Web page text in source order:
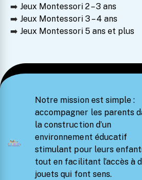
➡️Jeux Montessori 2 – 3 ans
➡️Jeux Montessori 3 – 4 ans
➡️Jeux Montessori 5 ans et plus
Notre mission est simple :
accompagner les parents
la construction d’un
environnement éducatif
stimulant pour leurs
tout en facilitant l’accès à
jouets qui font sens.